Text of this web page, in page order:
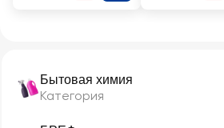
Бытовая химия
Категория